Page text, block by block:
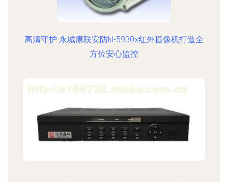
高清守护 永城康联安防kl-5930x红外摄像机打造全
方位安心监控